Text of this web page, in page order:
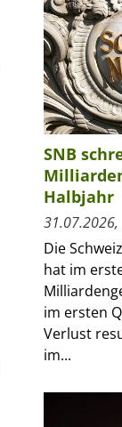
SNB
Halbjahr
Die
hat im
im ersten
Verlust
im...